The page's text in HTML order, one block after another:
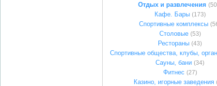
Отдых и развлечения
Кафе. Бары (173)
Спортивные комплексы
Столовые (53)
Рестораны (43)
Спортивные общества, клубы,
Сауны, бани (34)
Фитнес (27)
Казино, игорные заведения